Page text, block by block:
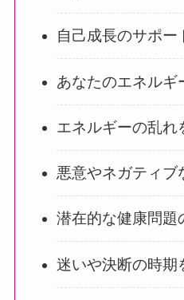
自己成長のサポー
あなたのエネルギ
エネルギーの乱れ
悪意やネガティブ
潜在的な健康問題
迷いや決断の時期